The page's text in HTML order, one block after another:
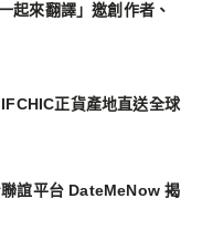
起來翻譯」邀創作者、
正貨產地直送全球
誼平台 DateMeNow 揭